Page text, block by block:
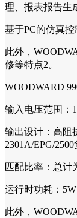
理、报表报告生
基于PC的仿真控
此外，
修等特点2。
WOODWARD
输入电压范围：
输出设计：高阻
2301A/EPG/2500
匹配比率：总计
运行时功耗：
此外，